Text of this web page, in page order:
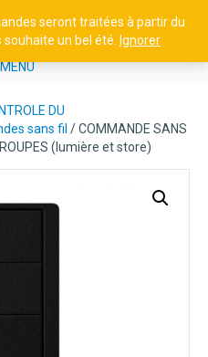
seront traitées à partir du
un bel été.
Ignorer
- REFLECTEURS POUR
ENCASTRÉS HYDRA 10W -
MENU
DU
sans fil / COMMANDE SANS
(lumière et store)